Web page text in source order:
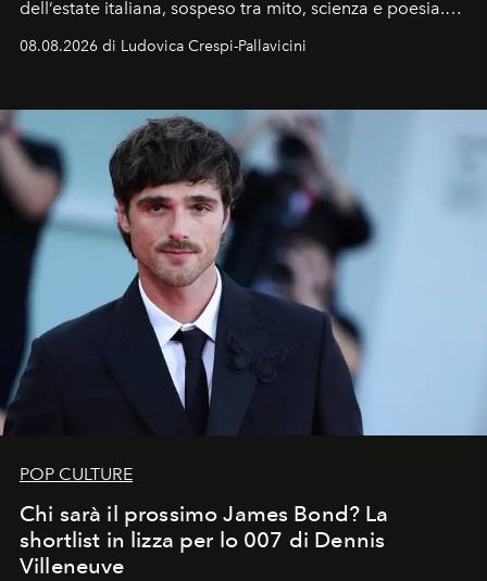
dell’estate italiana, sospeso tra mito, scienza e poesia.
Sarà il momento in cui gli occhi si alzano verso la volta
celeste per seguire il passaggio delle
all’universo i desideri più segreti
08.08.2026 di Ludovica Crespi-Pallavicini
POP CULTURE
Chi sarà il prossimo James Bond? La
shortlist in lizza per lo 007 di Dennis
Villeneuve